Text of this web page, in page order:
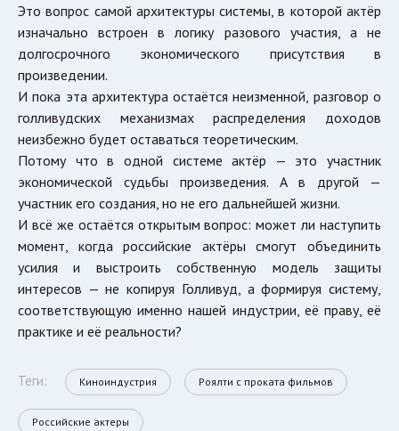
Это вопрос самой архитектуры системы, в которой актёр
изначально встроен в логику разового участия, а не
долгосрочного экономического присутствия в
произведении.
И пока эта архитектура остаётся неизменной, разговор о
голливудских механизмах распределения доходов
неизбежно будет оставаться теоретическим.
Потому что в одной системе актёр — это участник
экономической судьбы произведения. А в другой —
участник его создания, но не его дальнейшей жизни.
И всё же остаётся открытым вопрос: может ли наступить
момент, когда российские актёры смогут объединить
усилия и выстроить собственную модель защиты
интересов — не копируя Голливуд, а формируя систему,
соответствующую именно нашей индустрии, её праву, её
практике и её реальности?
Теги: Киноиндустрия Роялти с проката фильмов
Российские актеры